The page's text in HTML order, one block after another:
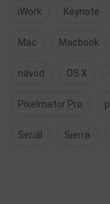
iWork Keynote
Mac Macbook
návod OS X
Pixelmator Pro
Seriál Sierra